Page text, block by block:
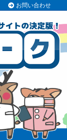
お問い合わせ